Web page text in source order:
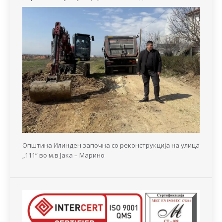
Општина Илинден започна со реконструкција на улица
„111“ во м.в Јака – Марино